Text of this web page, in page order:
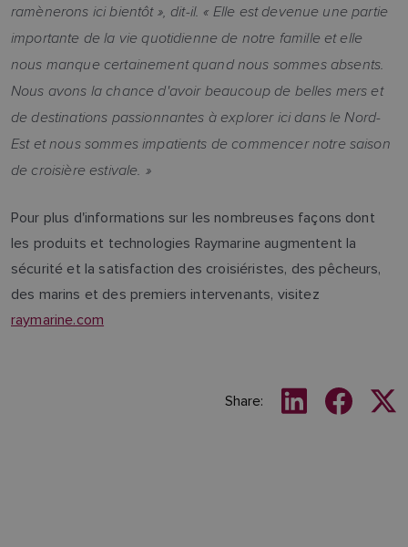
ramènerons ici bientôt », dit-il. « Elle est devenue une partie
importante de la vie quotidienne de notre famille et elle
nous manque certainement quand nous sommes absents.
Nous avons la chance d'avoir beaucoup de belles mers et
de destinations passionnantes à explorer ici dans le Nord-
Est et nous sommes impatients de commencer notre saison
de croisière estivale. »
Pour plus d'informations sur les nombreuses façons dont
les produits et technologies Raymarine augmentent la
sécurité et la satisfaction des croisiéristes, des pêcheurs,
des marins et des premiers intervenants, visitez
raymarine.com
Share: